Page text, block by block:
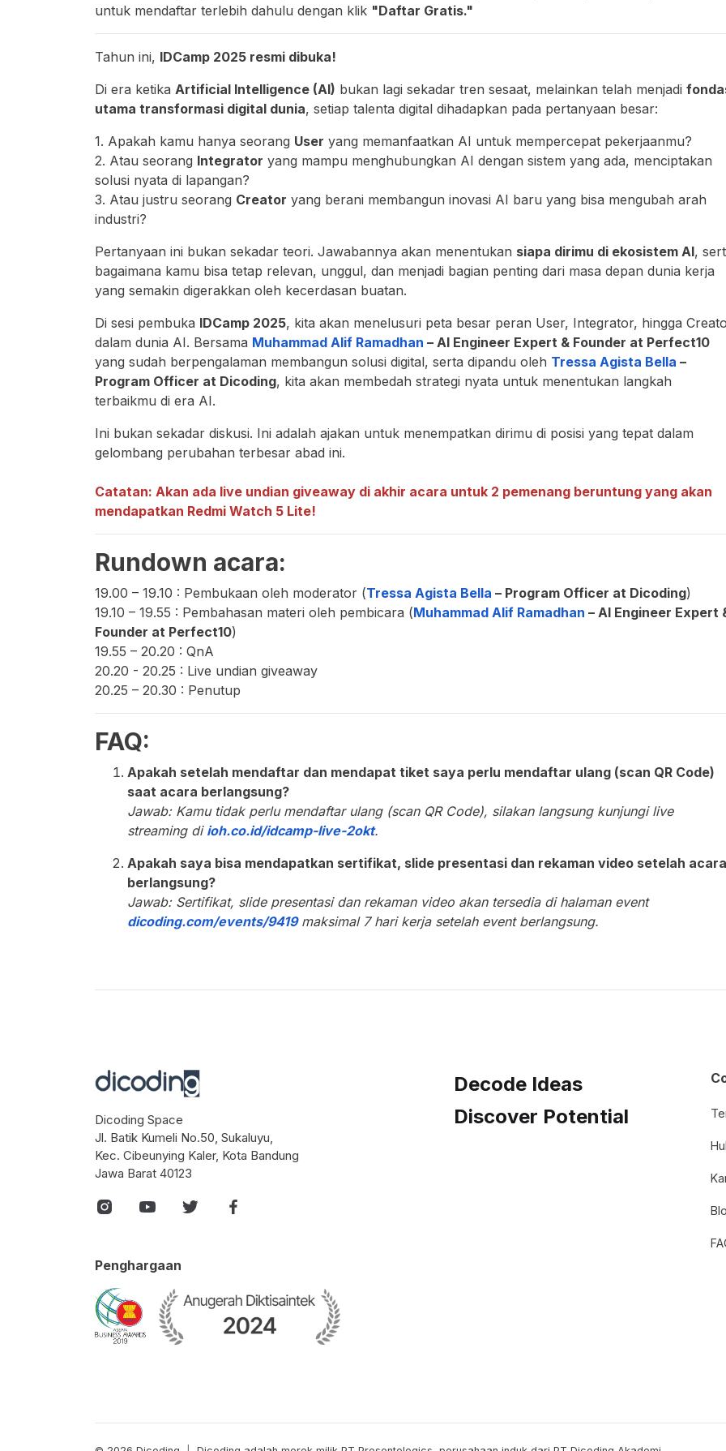
untuk mendaftar terlebih dahulu dengan klik "Daftar Gratis."
Tahun ini, IDCamp 2025 resmi dibuka!
Di era ketika Artificial Intelligence (AI) bukan lagi sekadar tren sesaat, melainkan telah menjadi
utama transformasi digital dunia, setiap talenta digital dihadapkan pada pertanyaan besar:
1. Apakah kamu hanya seorang User yang memanfaatkan AI untuk mempercepat pekerjaanmu?
2. Atau seorang Integrator yang mampu menghubungkan AI dengan sistem yang ada, menciptakan
solusi nyata di lapangan?
3. Atau justru seorang Creator yang berani membangun inovasi AI baru yang bisa mengubah arah
industri?
Pertanyaan ini bukan sekadar teori. Jawabannya akan menentukan siapa dirimu di ekosistem AI,
bagaimana kamu bisa tetap relevan, unggul, dan menjadi bagian penting dari masa depan dunia kerja
yang semakin digerakkan oleh kecerdasan buatan.
Di sesi pembuka IDCamp 2025, kita akan menelusuri peta besar peran User, Integrator, hingga
dalam dunia AI. Bersama Muhammad Alif Ramadhan – AI Engineer Expert & Founder at Perfect10
yang sudah berpengalaman membangun solusi digital, serta dipandu oleh Tressa Agista Bella –
Program Officer at Dicoding, kita akan membedah strategi nyata untuk menentukan langkah
terbaikmu di era AI.
Ini bukan sekadar diskusi. Ini adalah ajakan untuk menempatkan dirimu di posisi yang tepat dalam
gelombang perubahan terbesar abad ini.
Catatan: Akan ada live undian giveaway di akhir acara untuk 2 pemenang beruntung yang akan
mendapatkan Redmi Watch 5 Lite!
Rundown acara:
19.00 – 19.10 : Pembukaan oleh moderator (Tressa Agista Bella – Program Officer at Dicoding)
19.10 – 19.55 : Pembahasan materi oleh pembicara (Muhammad Alif Ramadhan – AI Engineer Expert
Founder at Perfect10)
19.55 – 20.20 : QnA
20.20 - 20.25 : Live undian giveaway
20.25 – 20.30 : Penutup
FAQ:
Apakah setelah mendaftar dan mendapat tiket saya perlu mendaftar ulang (scan QR Code)
saat acara berlangsung?
Jawab: Kamu tidak perlu mendaftar ulang (scan QR Code), silakan langsung kunjungi live
streaming di ioh.co.id/idcamp-live-2okt.
Apakah saya bisa mendapatkan sertifikat, slide presentasi dan rekaman video setelah acara
berlangsung?
Jawab: Sertifikat, slide presentasi dan rekaman video akan tersedia di halaman event
dicoding.com/events/9419maksimal 7 hari kerja setelah event berlangsung.
Dicoding Space
Jl. Batik Kumeli No.50, Sukaluyu,
Kec. Cibeunying Kaler, Kota Bandung
Jawa Barat 40123
Penghargaan
Decode Ideas
Discover Potential